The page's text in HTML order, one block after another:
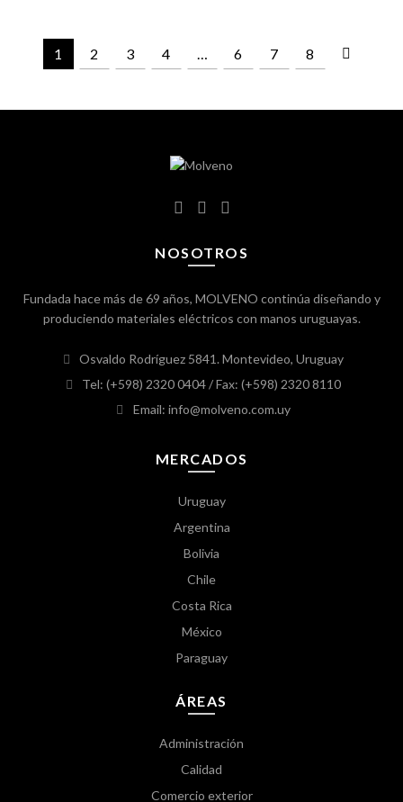
1 2 3 4 6 7 8
NOSOTROS
Fundada hace más de 69 años, MOLVENO continúa diseñando y
produciendo materiales eléctricos con manos uruguayas.
Osvaldo Rodríguez 5841. Montevideo, Uruguay
Tel: (+598) 2320 0404/ Fax: (+598) 2320 8110
Email: info@molveno.com.uy
MERCADOS
Uruguay
Argentina
Bolivia
Chile
Costa Rica
México
Paraguay
ÁREAS
Administración
Calidad
Comercio exterior